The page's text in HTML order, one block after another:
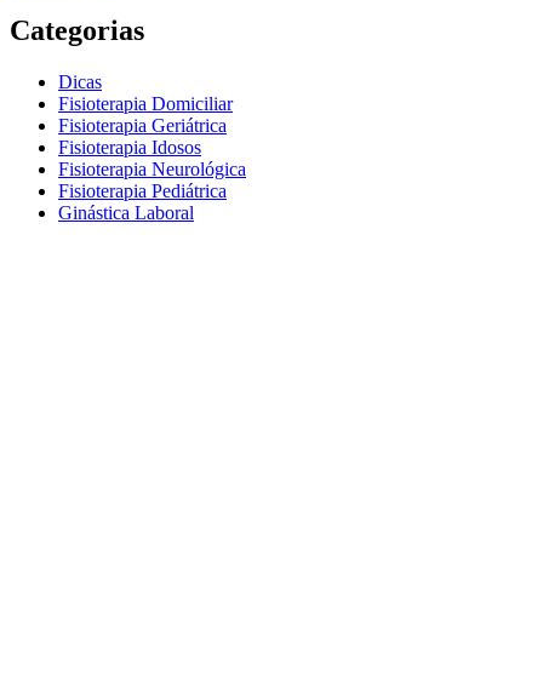
Categorias
Dicas
Fisioterapia Domiciliar
Fisioterapia Geriátrica
Fisioterapia Idosos
Fisioterapia Neurológica
Fisioterapia Pediátrica
Ginástica Laboral